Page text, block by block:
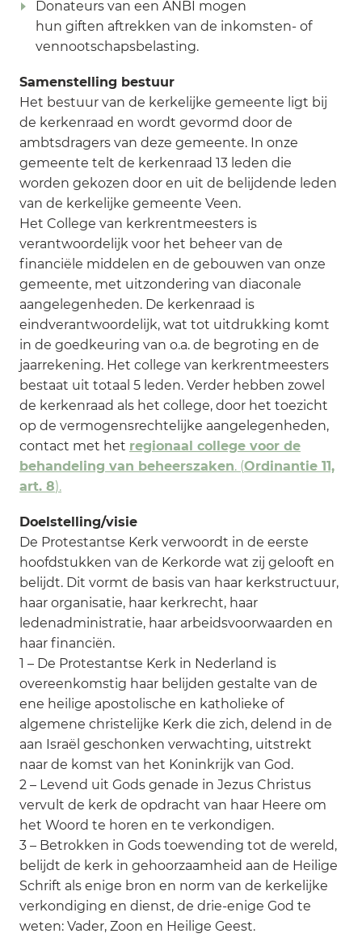
Donateurs van een ANBI mogen
hun giften aftrekken van de inkomsten- of
vennootschapsbelasting.
Samenstelling bestuur
Het bestuur van de kerkelijke gemeente ligt bij
de kerkenraad en wordt gevormd door de
ambtsdragers van deze gemeente. In onze
gemeente telt de kerkenraad 13 leden die
worden gekozen door en uit de belijdende leden
van de kerkelijke gemeente Veen.
Het College van kerkrentmeesters is
verantwoordelijk voor het beheer van de
financiële middelen en de gebouwen van onze
gemeente, met uitzondering van diaconale
aangelegenheden. De kerkenraad is
eindverantwoordelijk, wat tot uitdrukking komt
in de goedkeuring van o.a. de begroting en de
jaarrekening. Het college van kerkrentmeesters
bestaat uit totaal 5 leden. Verder hebben zowel
de kerkenraad als het college, door het toezicht
op de vermogensrechtelijke aangelegenheden,
contact met het regionaal college voor de
behandeling van beheerszaken. (Ordinantie 11,
art. 8).
Doelstelling/visie
De Protestantse Kerk verwoordt in de eerste
hoofdstukken van de Kerkorde wat zij gelooft en
belijdt. Dit vormt de basis van haar kerkstructuur,
haar organisatie, haar kerkrecht, haar
ledenadministratie, haar arbeidsvoorwaarden en
haar financiën.
1 – De Protestantse Kerk in Nederland is
overeenkomstig haar belijden gestalte van de
ene heilige apostolische en katholieke of
algemene christelijke Kerk die zich, delend in de
aan Israël geschonken verwachting, uitstrekt
naar de komst van het Koninkrijk van God.
2 – Levend uit Gods genade in Jezus Christus
vervult de kerk de opdracht van haar Heere om
het Woord te horen en te verkondigen.
3 – Betrokken in Gods toewending tot de wereld,
belijdt de kerk in gehoorzaamheid aan de Heilige
Schrift als enige bron en norm van de kerkelijke
verkondiging en dienst, de drie-enige God te
weten: Vader, Zoon en Heilige Geest.